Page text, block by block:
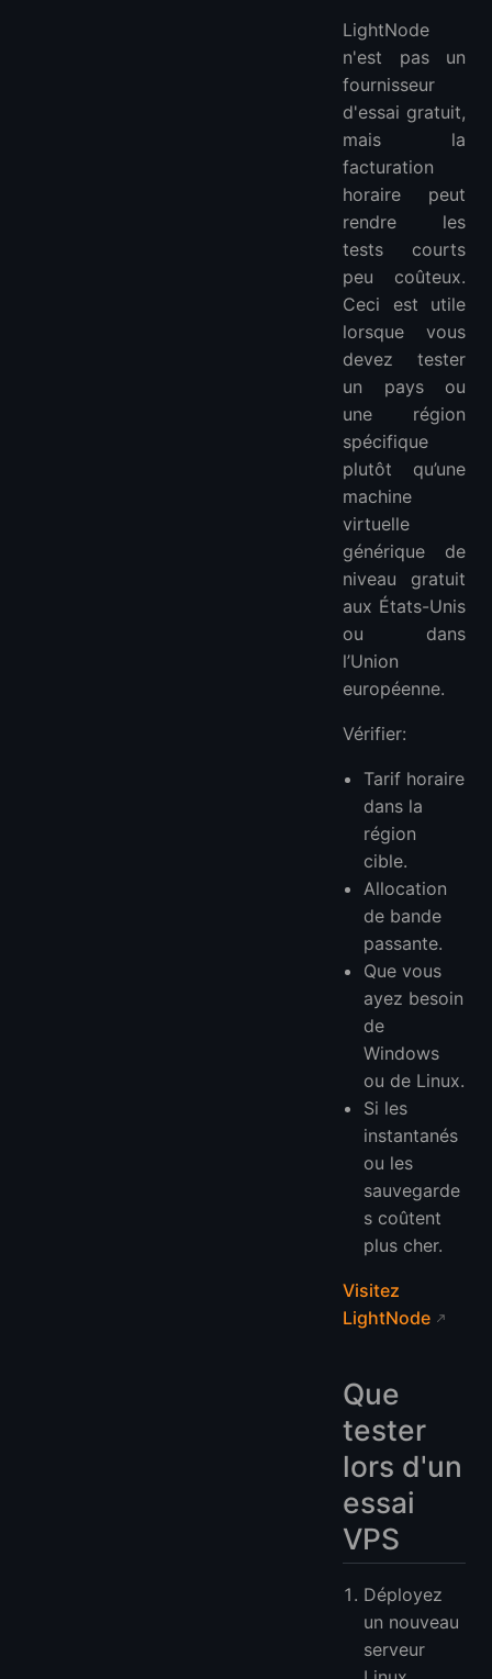
LightNode
n'est pas un
fournisseur
d'essai gratuit,
mais la
facturation
horaire peut
rendre les
tests courts
peu coûteux.
Ceci est utile
lorsque vous
devez tester
un pays ou
une région
spécifique
plutôt qu’une
machine
virtuelle
générique de
niveau gratuit
aux États-Unis
ou dans
l’Union
européenne.
Vérifier:
Tarif horaire
dans la
région
cible.
Allocation
de bande
passante.
Que vous
ayez besoin
de
Windows
ou de Linux.
Si les
instantanés
ou les
sauvegarde
s coûtent
plus cher.
Visitez
LightNode
Que
tester
lors d'un
essai
VPS
Déployez
un nouveau
serveur